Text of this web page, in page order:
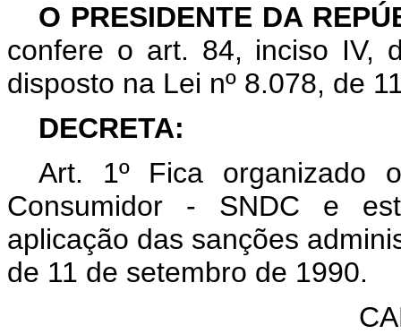
O PRESIDENTE DA
confere o art. 84, inciso IV,
disposto na Lei nº 8.078, de
DECRETA:
Art. 1º Fica organizado
Consumidor - SNDC e
aplicação das sanções
de 11 de setembro de 1990.